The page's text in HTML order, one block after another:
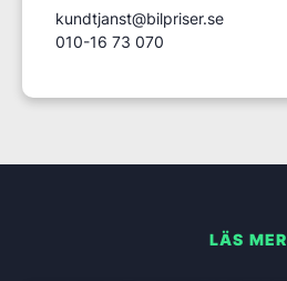
kundtjanst@bilpriser.se
010-16 73 070
LÄS MER